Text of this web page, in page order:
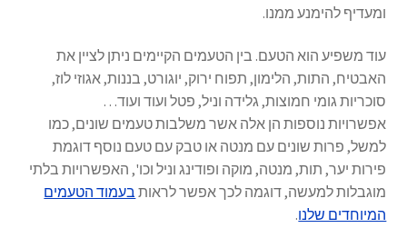
ומעדיף להימנע ממנו.
עוד משפיע הוא הטעם. בין הטעמים הקיימים ניתן לציין את
האבטיח, התות, הלימון, תפוח ירוק, יוגורט, בננות, אגוזי לוז,
סוכריות גומי חמוצות, גלידה וניל, פטל ועוד ועוד…
אפשרויות נוספות הן אלה אשר משלבות טעמים שונים, כמו
למשל, פרות שונים עם מנטה או טבק עם טעם נוסף דוגמת
פירות יער, תות, מנטה, מוקה ופודינג וניל וכו', האפשרויות בלתי
מוגבלות למעשה, דוגמה לכך אפשר לראות בעמוד הטעמים
המיוחדים שלנו.